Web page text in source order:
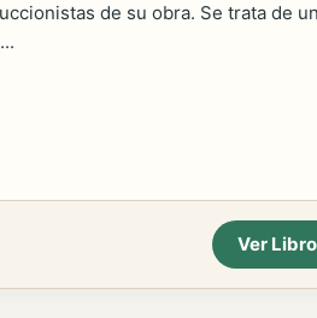
de su obra. Se trata de
Ver Libro